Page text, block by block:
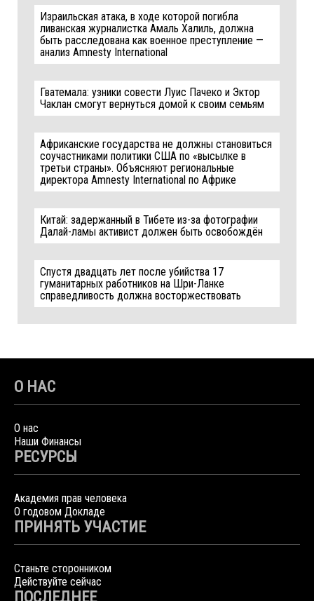
Израильская атака, в ходе которой погибла
ливанская журналистка Амаль Халиль, должна
быть расследована как военное преступление —
анализ Amnesty International
Гватемала: узники совести Луис Пачеко и Эктор
Чаклан смогут вернуться домой к своим семьям
Африканские государства не должны становиться
соучастниками политики США по «высылке в
третьи страны». Объясняют региональные
директора Amnesty International по Африке
Китай: задержанный в Тибете из-за фотографии
Далай-ламы активист должен быть освобождён
Спустя двадцать лет после убийства 17
гуманитарных работников на Шри-Ланке
справедливость должна восторжествовать
О НАС
О нас
Наши Финансы
РЕСУРСЫ
Академия прав человека
О годовом Докладе
ПРИНЯТЬ УЧАСТИЕ
Станьте сторонником
Действуйте сейчас
ПОСЛЕДНЕЕ